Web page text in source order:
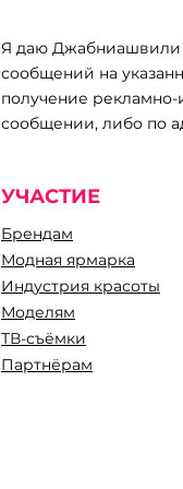
«Мода без
Я даю Джабниашвили
сообщений на
получение
сообщении, либо по
УЧАСТИЕ
Брендам
Модная ярмарка
Индустрия красоты
Моделям
ТВ-съёмки
Партнёрам